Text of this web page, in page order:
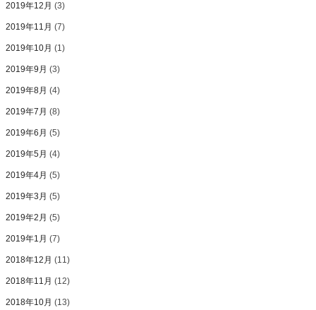
2019年12月 (3)
2019年11月 (7)
2019年10月 (1)
2019年9月 (3)
2019年8月 (4)
2019年7月 (8)
2019年6月 (5)
2019年5月 (4)
2019年4月 (5)
2019年3月 (5)
2019年2月 (5)
2019年1月 (7)
2018年12月 (11)
2018年11月 (12)
2018年10月 (13)